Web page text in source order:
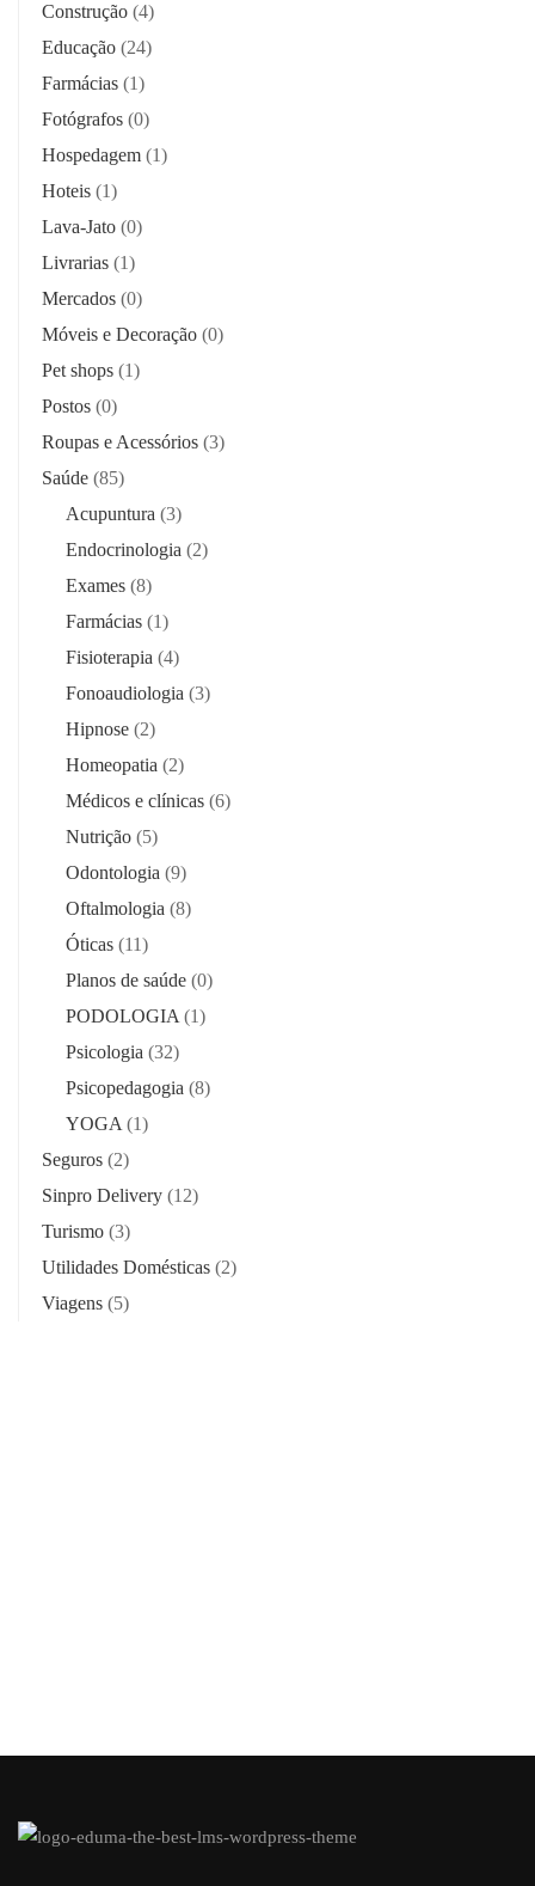
Construção (4)
Educação (24)
Farmácias (1)
Fotógrafos (0)
Hospedagem (1)
Hoteis (1)
Lava-Jato (0)
Livrarias (1)
Mercados (0)
Móveis e Decoração (0)
Pet shops (1)
Postos (0)
Roupas e Acessórios (3)
Saúde (85)
Acupuntura (3)
Endocrinologia (2)
Exames (8)
Farmácias (1)
Fisioterapia (4)
Fonoaudiologia (3)
Hipnose (2)
Homeopatia (2)
Médicos e clínicas (6)
Nutrição (5)
Odontologia (9)
Oftalmologia (8)
Óticas (11)
Planos de saúde (0)
PODOLOGIA(1)
Psicologia (32)
Psicopedagogia (8)
YOGA(1)
Seguros (2)
Sinpro Delivery (12)
Turismo (3)
Utilidades Domésticas (2)
Viagens (5)